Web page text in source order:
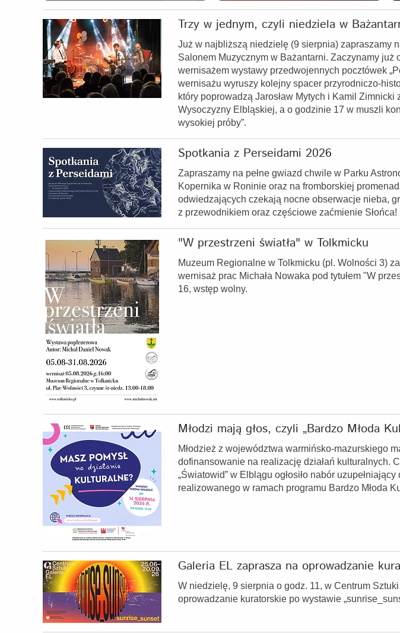
Trzy w jednym, czyli niedziela w
Już w najbliższą niedzielę (9 sierpnia) zapraszamy
Salonem Muzycznym w Bażantarni. Zaczynamy już
wernisażem wystawy przedwojennych pocztówek
wernisażu wyruszy kolejny spacer przyrodniczo-
który poprowadzą Jarosław Mytych i Kamil
Wysoczyzny Elbląskiej, a o godzinie 17 w muszli
wysokiej próby”.
Spotkania z Perseidami 2026
Zapraszamy na pełne gwiazd chwile w Parku
Kopernika w Roninie oraz na fromborskiej
odwiedzających czekają nocne obserwacje nieba,
z przewodnikiem oraz częściowe zaćmienie Słońca!
"W przestrzeni światła" w Tolkmicku
Muzeum Regionalne w Tolkmicku (pl. Wolności 3)
wernisaż prac Michała Nowaka pod tytułem "W
16, wstęp wolny.
Młodzi mają głos, czyli „Bardzo Młoda
Młodzież z województwa warmińsko-mazurskiego
dofinansowanie na realizację działań kulturalnych.
„Światowid” w Elblągu ogłosiło nabór
realizowanego w ramach programu Bardzo Młoda
Galeria EL zaprasza na oprowadzanie
W niedzielę, 9 sierpnia o godz. 11, w Centrum
oprowadzanie kuratorskie po wystawie